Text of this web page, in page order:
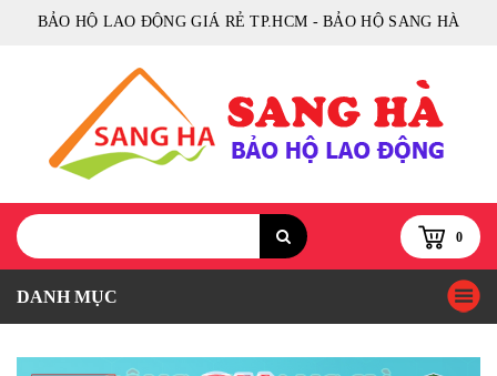
BẢO HỘ LAO ĐỘNG GIÁ RẺ TP.HCM - BẢO HỘ SANG HÀ
0
DANH MỤC